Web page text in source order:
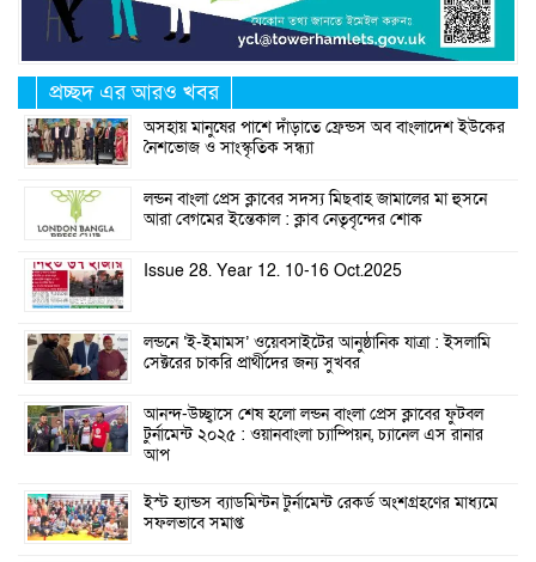
প্রচ্ছদ এর আরও খবর
অসহায় মানুষের পাশে দাঁড়াতে ফ্রেন্ডস অব বাংলাদেশ ইউকের
নৈশভোজ ও সাংস্কৃতিক সন্ধ্যা
লন্ডন বাংলা প্রেস ক্লাবের সদস্য মিছবাহ জামালের মা হুসনে
আরা বেগমের ইন্তেকাল : ক্লাব নেতৃবৃন্দের শোক
Issue 28. Year 12. 10-16 Oct.2025
লন্ডনে ‘ই-ইমামস’ ওয়েবসাইটের আনুষ্ঠানিক যাত্রা : ইসলামি
সেক্টরের চাকরি প্রার্থীদের জন্য সুখবর
আনন্দ-উচ্ছ্বাসে শেষ হলো লন্ডন বাংলা প্রেস ক্লাবের ফুটবল
টুর্নামেন্ট ২০২৫ : ওয়ানবাংলা চ্যাম্পিয়ন, চ্যানেল এস রানার
আপ
ইস্ট হ্যান্ডস ব্যাডমিন্টন টুর্নামেন্ট রেকর্ড অংশগ্রহণের মাধ্যমে
সফলভাবে সমাপ্ত